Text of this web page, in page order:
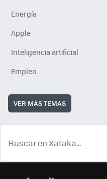
Energía
Apple
Inteligencia artificial
Empleo
VER MÁS TEMAS